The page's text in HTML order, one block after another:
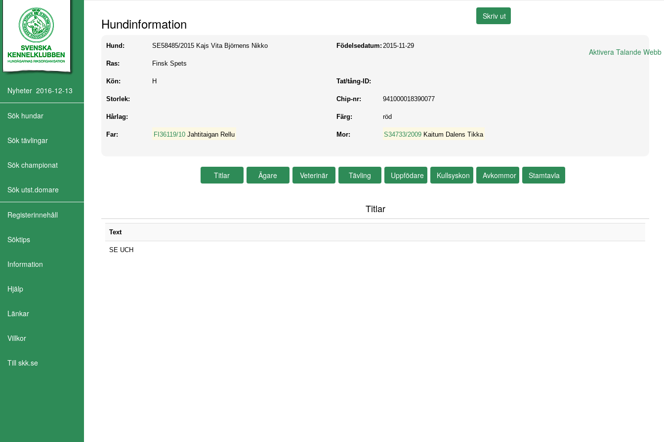
Aktivera Talande Webb
Nyheter 2016-12-13
Sök hundar
Sök tävlingar
Sök championat
Sök utst.domare
Registerinnehåll
Söktips
Information
Hjälp
Länkar
Villkor
Till skk.se
Hundinformation
Hund: SE58485/2015 Kajs Vita Björnens Nikko Födelsedatum: 2015-11-29
Ras: Finsk Spets
Kön: H Tat/tång-ID:
Storlek: Chip-nr: 941000018390077
Hårlag: Färg: röd
Far: FI36119/10 Jahtitaigan Rellu Mor: S34733/2009 Kaitum Dalens Tikka
Titlar
Text
SE UCH